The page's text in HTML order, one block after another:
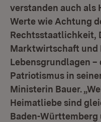
verstanden auch als
Werte wie Achtung
Rechtsstaatlichkeit,
Marktwirtschaft
Lebensgrundlagen –
Patriotismus in
Ministerin Bauer.
Heimatliebe sind
Baden-Württemberg